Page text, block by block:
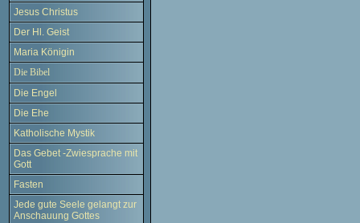
Jesus Christus
Der Hl. Geist
Maria Königin
Die Bibel
Die Engel
Die Ehe
Katholische Mystik
Das Gebet -Zwiesprache mit
Gott
Fasten
Jede gute Seele gelangt zur
Anschauung Gottes